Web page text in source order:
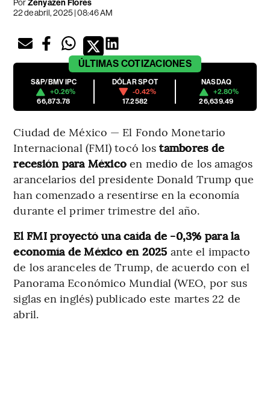
PorZenyazen Flores
22 de abril, 2025 | 08:46 AM
ÚLTIMAS COTIZACIONES
S&P/BMV IPC
+0.26%
66,873.78
DÓLAR SPOT
-0.42%
17.2582
NASDAQ
+2.80%
26,639.49
Ciudad de México — El Fondo Monetario
Internacional (FMI) tocó los tambores de
recesión para México en medio de los amagos
arancelarios del presidente Donald Trump que
han comenzado a resentirse en la economía
durante el primer trimestre del año.
El FMI proyectó una caída de -0,3% para la
economía de México en 2025 ante el impacto
de los aranceles de Trump, de acuerdo con el
Panorama Económico Mundial (WEO, por sus
siglas en inglés) publicado este martes 22 de
abril.